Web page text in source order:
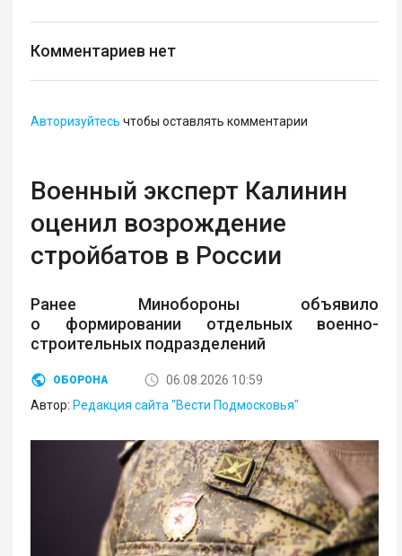
Комментариев нет
Авторизуйтесь чтобы оставлять комментарии
Военный эксперт Калинин
оценил возрождение
стройбатов в России
Ранее Минобороны объявило
о формировании отдельных военно-
строительных подразделений
ОБОРОНА
06.08.2026 10:59
Автор: Редакция сайта "Вести Подмосковья"